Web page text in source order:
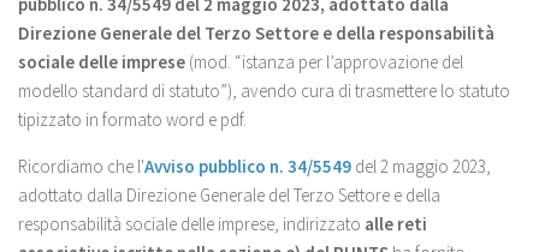
Direzione Generale del Terzo Settore e della responsabilità
sociale delle imprese (mod. “istanza per l’approvazione del
modello standard di statuto”), avendo cura di trasmettere lo statuto
tipizzato in formato word e pdf.
Ricordiamo che l'Avviso pubblico n. 34/5549 del 2 maggio 2023,
adottato dalla Direzione Generale del Terzo Settore e della
responsabilità sociale delle imprese, indirizzato alle reti